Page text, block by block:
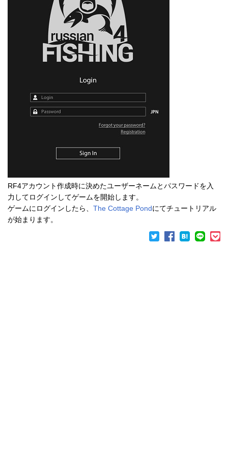
RF4アカウント作成時に決めたユーザーネームとパスワードを入
力してログインしてゲームを開始します。
ゲームにログインしたら、 The Cottage Pondにてチュートリアル
が始まります。